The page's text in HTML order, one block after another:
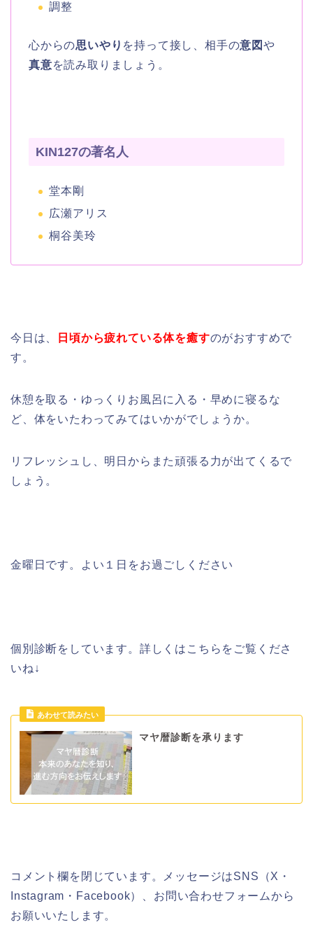
調整
心からの思いやり を持って接し、相手の意図や
真意を読み取りましょう。
KIN127の著名人
堂本剛
広瀬アリス
桐谷美玲
今日は、 日頃から疲れている体を癒すのがおすすめで
す。
休憩を取る・ゆっくりお風呂に入る・早めに寝るな
ど、体をいたわってみてはいかがでしょうか。
リフレッシュし、明日からまた頑張る力が出てくるで
しょう。
金曜日です。よい１日をお過ごしください
個別診断をしています。詳しくはこちらをご覧くださ
いね↓
マヤ暦診断を承ります
コメント欄を閉じています。メッセージはSNS（X・
Instagram・Facebook）、お問い合わせフォームから
お願いいたします。